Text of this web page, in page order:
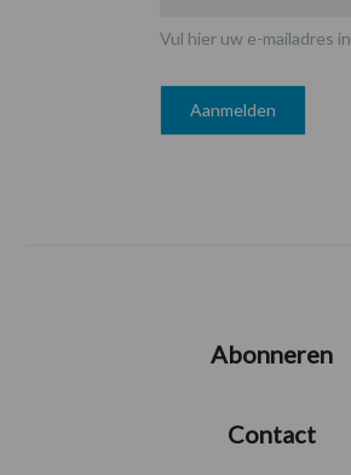
Vul hier uw e-mailadres in
Abonneren
Contact